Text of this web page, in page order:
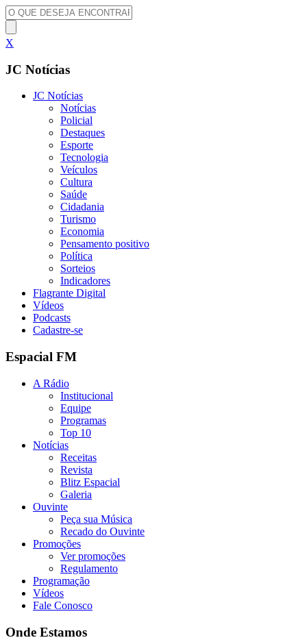
X
JC Notícias
JC Notícias
Notícias
Policial
Destaques
Esporte
Tecnologia
Veículos
Cultura
Saúde
Cidadania
Turismo
Economia
Pensamento positivo
Política
Sorteios
Indicadores
Flagrante Digital
Vídeos
Podcasts
Cadastre-se
Espacial FM
A Rádio
Institucional
Equipe
Programas
Top 10
Notícias
Receitas
Revista
Blitz Espacial
Galeria
Ouvinte
Peça sua Música
Recado do Ouvinte
Promoções
Ver promoções
Regulamento
Programação
Vídeos
Fale Conosco
Onde Estamos